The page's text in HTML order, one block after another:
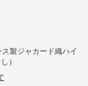
ス製ジャカード織ハイ
）